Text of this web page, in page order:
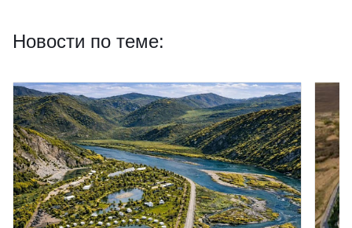
Новости по теме: